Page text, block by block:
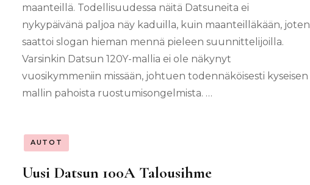
maanteillä. Todellisuudessa näitä Datsuneita ei
nykypäivänä paljoa näy kaduilla, kuin maanteilläkään, joten
saattoi slogan hieman mennä pieleen suunnittelijoilla.
Varsinkin Datsun 120Y-mallia ei ole näkynyt
vuosikymmeniin missään, johtuen todennäköisesti kyseisen
mallin pahoista ruostumisongelmista. …
AUTOT
Uusi Datsun 100A Talousihme